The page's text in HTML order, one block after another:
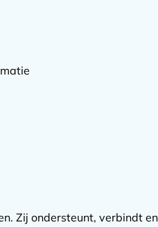
Zij ondersteunt, verbindt